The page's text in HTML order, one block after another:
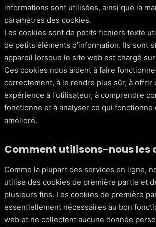
informations sont utilisées, ainsi que la
paramètres des cookies.
Les cookies sont de petits fichiers texte
de petits éléments d'information. Ils sont
appareil lorsque le site web est chargé
Ces cookies nous aident à faire
correctement, à le rendre plus sûr, à offrir
expérience à l'utilisateur, à comprendre
fonctionne et à analyser ce qui
amélioré.
Comment utilisons-nous les
Comme la plupart des services en ligne,
utilise des cookies de première partie et
plusieurs fins. Les cookies de première
essentiellement nécessaires au bon
web et ne collectent aucune donnée